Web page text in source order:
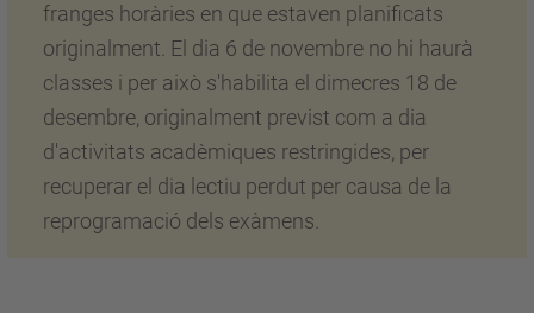
franges horàries en que estaven planificats
originalment. El dia 6 de novembre no hi haurà
classes i per això s'habilita el dimecres 18 de
desembre, originalment previst com a dia
d'activitats acadèmiques restringides, per
recuperar el dia lectiu perdut per causa de la
reprogramació dels exàmens.